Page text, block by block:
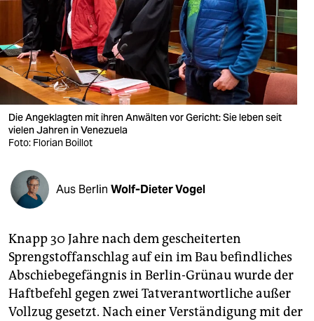
wahrheit
verlag
verlag
veranstaltungen
shop
unterstützen
genossenschaft
epaper login
Die Angeklagten mit ihren Anwälten vor Gericht: Sie leben seit
vielen Jahren in Venezuela
Foto: Florian Boillot
Aus Berlin Wolf-Dieter Vogel
Knapp 30 Jahre nach dem gescheiterten
Sprengstoffanschlag auf ein im Bau befindliches
Abschiebegefängnis in Berlin-Grünau wurde der
Haftbefehl gegen zwei Tatverantwortliche außer
Vollzug gesetzt. Nach einer Verständigung mit der